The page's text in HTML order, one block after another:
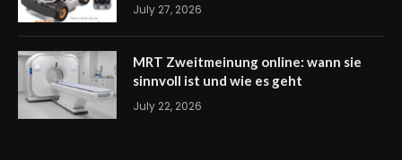
July 27, 2026
MRT Zweitmeinung online: wann sie
sinnvoll ist und wie es geht
July 22, 2026